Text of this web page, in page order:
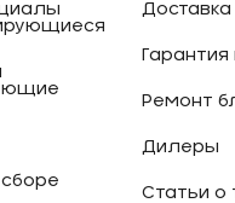
Ремонт
Дилеры
Статьи о